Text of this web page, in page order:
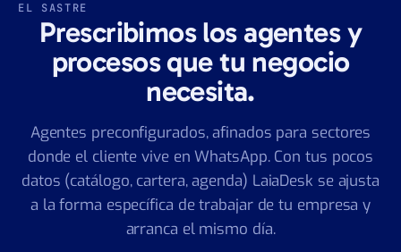
EL SASTRE
Prescribimos los agentes y
procesos que tu negocio
necesita.
Agentes preconfigurados, afinados para sectores
donde el cliente vive en WhatsApp. Con tus pocos
datos (catálogo, cartera, agenda) LaiaDesk se ajusta
a la forma específica de trabajar de tu empresa y
arranca el mismo día.